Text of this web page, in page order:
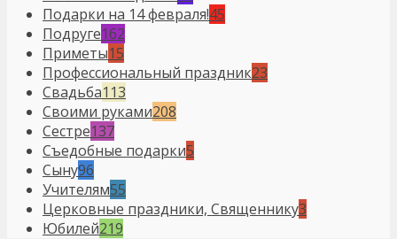
Подарки на 14 февраля!45
Подруге162
Приметы15
Профессиональный праздник23
Свадьба113
Своими руками208
Сестре137
Съедобные подарки5
Сыну96
Учителям55
Церковные праздники, Священнику3
Юбилей219